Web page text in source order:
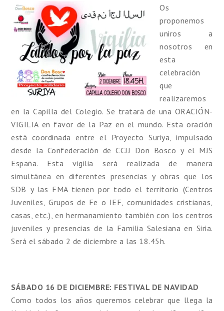
Os
proponemos
uniros a
nosotros en
esta
celebración
que
realizaremos
en la Capilla del Colegio. Se tratará de una ORACIÓN-
VIGILIA en favor de la Paz en el mundo. Esta oración
está coordinada entre el Proyecto Suriya, impulsado
desde la Confederación de CCJJ Don Bosco y el MJS
España. Esta vigilia será realizada de manera
simultánea en diferentes presencias y obras que los
SDB y las FMA tienen por todo el territorio (Centros
Juveniles, Grupos de Fe o IEF, comunidades cristianas,
casas, etc.), en hermanamiento también con los centros
juveniles y presencias de la Familia Salesiana en Siria.
Será el sábado 2 de diciembre a las 18.45h.
SÁBADO 16 DE DICIEMBRE: FESTIVAL DE NAVIDAD
Como todos los años queremos celebrar que llega la